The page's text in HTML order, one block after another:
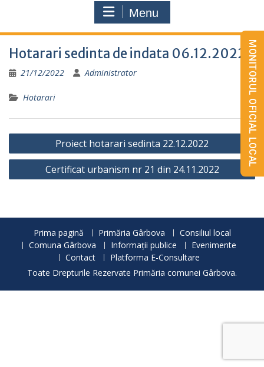
Menu
Hotarari sedinta de indata 06.12.2022
21/12/2022 Administrator
Hotarari
Navigare
în
articole
Proiect hotarari sedinta 22.12.2022
Certificat urbanism nr 21 din 24.11.2022
Prima pagină Primăria Gârbova
Consiliul local
Comuna Gârbova
Informații publice
Evenimente
Contact
Platforma E-Consultare
Toate Drepturile Rezervate Primăria comunei Gârbova.
MONITORUL OFICIAL LOCAL